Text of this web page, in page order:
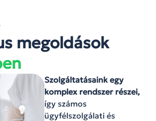
megoldások
Szolgáltatásaink egy
komplex rendszer részei,
így számos
ügyfélszolgálati és